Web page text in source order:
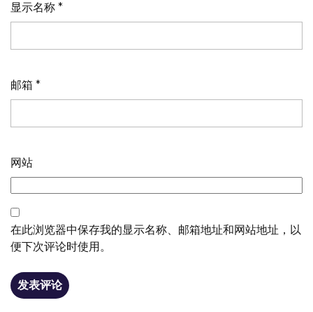
显示名称 *
邮箱 *
网站
在此浏览器中保存我的显示名称、邮箱地址和网站地址，以
便下次评论时使用。